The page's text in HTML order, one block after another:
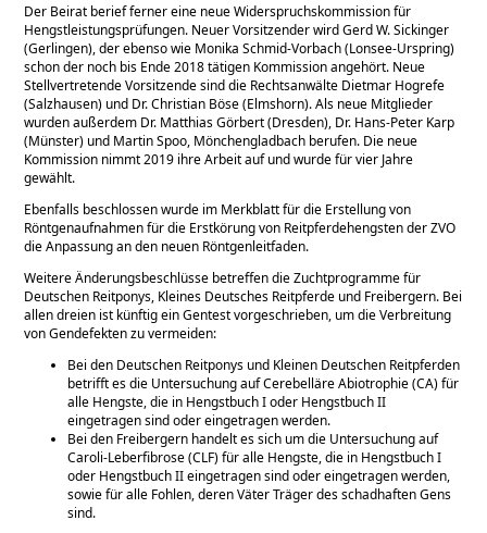
Der Beirat berief ferner eine neue Widerspruchskommission für
Hengstleistungsprüfungen. Neuer Vorsitzender wird Gerd W. Sickinger
(Gerlingen), der ebenso wie Monika Schmid-Vorbach (Lonsee-Urspring)
schon der noch bis Ende 2018 tätigen Kommission angehört. Neue
Stellvertretende Vorsitzende sind die Rechtsanwälte Dietmar Hogrefe
(Salzhausen) und Dr. Christian Böse (Elmshorn). Als neue Mitglieder
wurden außerdem Dr. Matthias Görbert (Dresden), Dr. Hans-Peter Karp
(Münster) und Martin Spoo, Mönchengladbach berufen. Die neue
Kommission nimmt 2019 ihre Arbeit auf und wurde für vier Jahre
gewählt.
Ebenfalls beschlossen wurde im Merkblatt für die Erstellung von
Röntgenaufnahmen für die Erstkörung von Reitpferdehengsten der ZVO
die Anpassung an den neuen Röntgenleitfaden.
Weitere Änderungsbeschlüsse betreffen die Zuchtprogramme für
Deutschen Reitponys, Kleines Deutsches Reitpferde und Freibergern. Bei
allen dreien ist künftig ein Gentest vorgeschrieben, um die Verbreitung
von Gendefekten zu vermeiden:
Bei den Deutschen Reitponys und Kleinen Deutschen Reitpferden
betrifft es die Untersuchung auf Cerebelläre Abiotrophie (CA) für
alle Hengste, die in Hengstbuch I oder Hengstbuch II
eingetragen sind oder eingetragen werden.
Bei den Freibergern handelt es sich um die Untersuchung auf
Caroli-Leberfibrose (CLF) für alle Hengste, die in Hengstbuch I
oder Hengstbuch II eingetragen sind oder eingetragen werden,
sowie für alle Fohlen, deren Väter Träger des schadhaften Gens
sind.